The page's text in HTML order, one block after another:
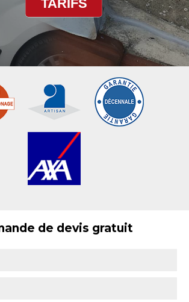
TARIFS
de devis gratuit